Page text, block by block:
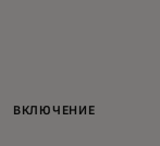
Для
ВКЛЮЧЕНИЕ